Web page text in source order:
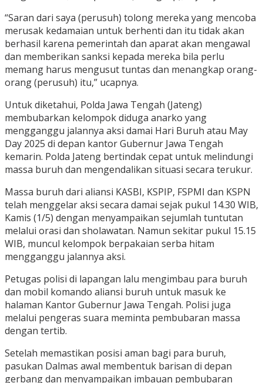
“Saran dari saya (perusuh) tolong mereka yang mencoba
merusak kedamaian untuk berhenti dan itu tidak akan
berhasil karena pemerintah dan aparat akan mengawal
dan memberikan sanksi kepada mereka bila perlu
memang harus mengusut tuntas dan menangkap orang-
orang (perusuh) itu,” ucapnya.
Untuk diketahui, Polda Jawa Tengah (Jateng)
membubarkan kelompok diduga anarko yang
mengganggu jalannya aksi damai Hari Buruh atau May
Day 2025 di depan kantor Gubernur Jawa Tengah
kemarin. Polda Jateng bertindak cepat untuk melindungi
massa buruh dan mengendalikan situasi secara terukur.
Massa buruh dari aliansi KASBI, KSPIP, FSPMI dan KSPN
telah menggelar aksi secara damai sejak pukul 14.30 WIB,
Kamis (1/5) dengan menyampaikan sejumlah tuntutan
melalui orasi dan sholawatan. Namun sekitar pukul 15.15
WIB, muncul kelompok berpakaian serba hitam
mengganggu jalannya aksi.
Petugas polisi di lapangan lalu mengimbau para buruh
dan mobil komando aliansi buruh untuk masuk ke
halaman Kantor Gubernur Jawa Tengah. Polisi juga
melalui pengeras suara meminta pembubaran massa
dengan tertib.
Setelah memastikan posisi aman bagi para buruh,
pasukan Dalmas awal membentuk barisan di depan
gerbang dan menyampaikan imbauan pembubaran